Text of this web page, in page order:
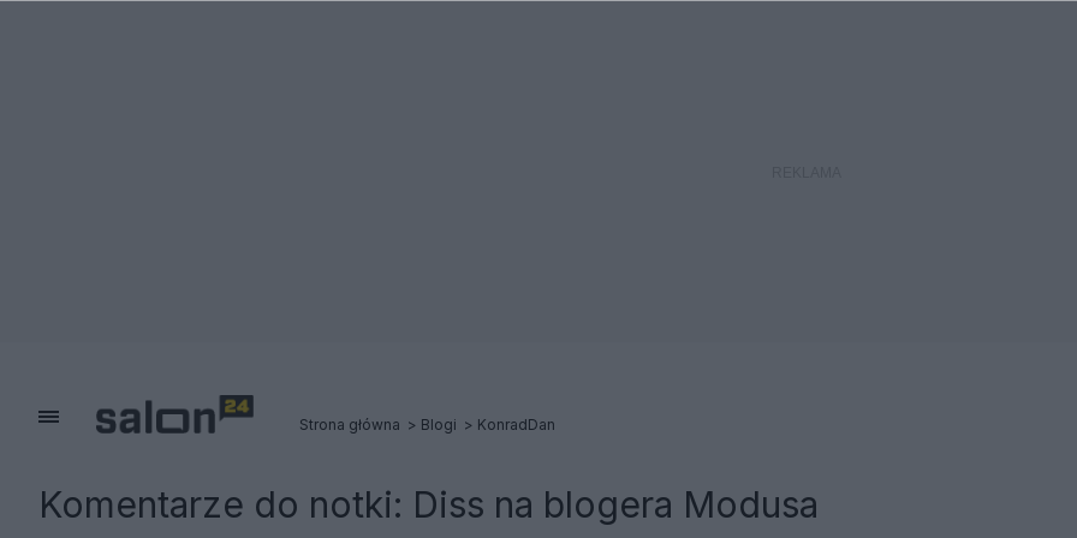
Strona główna Blogi KonradDan
Komentarze do notki: Diss na blogera Modusa